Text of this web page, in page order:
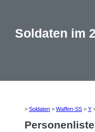
Soldaten im
> Soldaten > Waffen-SS > Y
Personenliste